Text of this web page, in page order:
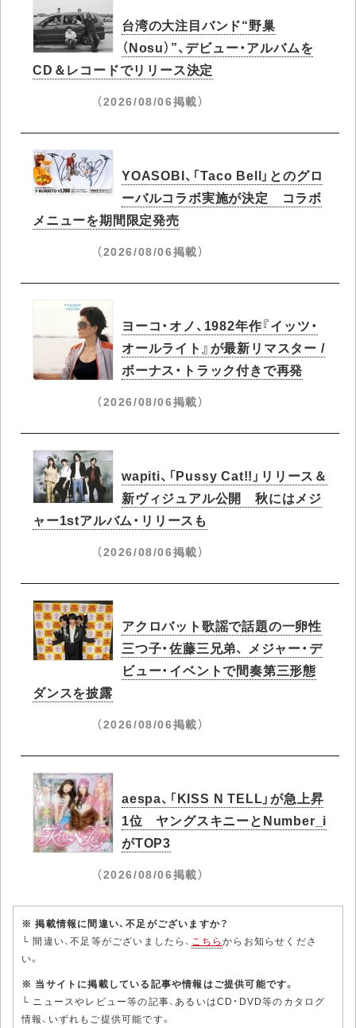
台湾の大注目バンド“野巢
（Nosu）”、デビュー・アルバムを
CD＆レコードでリリース決定
（2026/08/06掲載）
YOASOBI、「Taco Bell」とのグロ
ーバルコラボ実施が決定 コラボ
メニューを期間限定発売
（2026/08/06掲載）
ヨーコ・オノ、1982年作『イッツ・
オールライト』が最新リマスター /
ボーナス・トラック付きで再発
（2026/08/06掲載）
wapiti、「Pussy Cat!!」リリース＆
新ヴィジュアル公開 秋にはメジ
ャー1stアルバム・リリースも
（2026/08/06掲載）
アクロバット歌謡で話題の一卵性
三つ子・佐藤三兄弟、 メジャー・デ
ビュー・イベントで間奏第三形態
ダンスを披露
（2026/08/06掲載）
aespa、「KISS N TELL」が急上昇
1位 ヤングスキニーとNumber_i
がTOP3
（2026/08/06掲載）
※ 掲載情報に間違い、不足がございますか？
└ 間違い、不足等がございましたら、 こちらからお知らせくださ
い。
※ 当サイトに掲載している記事や情報はご提供可能です。
└ ニュースやレビュー等の記事、あるいはCD・DVD等のカタログ
情報、いずれもご提供可能です。